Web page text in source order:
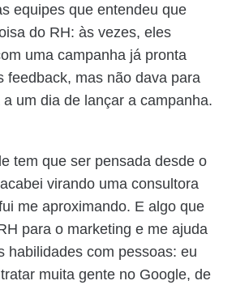
equipes que entendeu que
do RH: às vezes, eles
uma campanha já pronta
feedback, mas não dava para
um dia de lançar a campanha.
tem que ser pensada desde o
virando uma consultora
me aproximando. E algo que
para o marketing e me ajuda
habilidades com pessoas: eu
muita gente no Google, de